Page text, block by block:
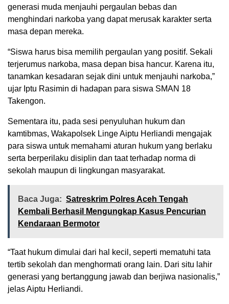
generasi muda menjauhi pergaulan bebas dan
menghindari narkoba yang dapat merusak karakter serta
masa depan mereka.
“Siswa harus bisa memilih pergaulan yang positif. Sekali
terjerumus narkoba, masa depan bisa hancur. Karena itu,
tanamkan kesadaran sejak dini untuk menjauhi narkoba,”
ujar Iptu Rasimin di hadapan para siswa SMAN 18
Takengon.
Sementara itu, pada sesi penyuluhan hukum dan
kamtibmas, Wakapolsek Linge Aiptu Herliandi mengajak
para siswa untuk memahami aturan hukum yang berlaku
serta berperilaku disiplin dan taat terhadap norma di
sekolah maupun di lingkungan masyarakat.
Baca Juga: Satreskrim Polres Aceh Tengah
Kembali Berhasil Mengungkap Kasus Pencurian
Kendaraan Bermotor
“Taat hukum dimulai dari hal kecil, seperti mematuhi tata
tertib sekolah dan menghormati orang lain. Dari situ lahir
generasi yang bertanggung jawab dan berjiwa nasionalis,”
jelas Aiptu Herliandi.